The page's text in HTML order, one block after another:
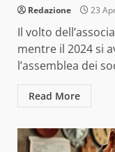
Redazione 23
Il volto
mentre il 2024 si
l’assemblea dei
Read More